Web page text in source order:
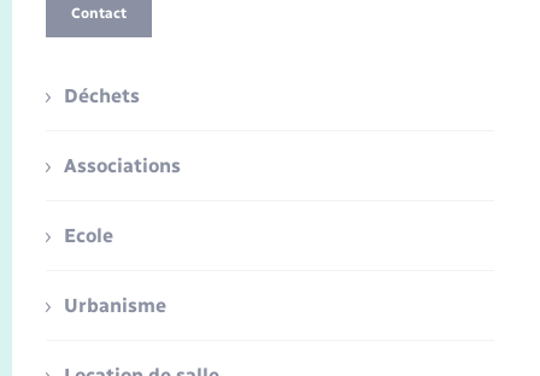
Contact
Déchets
Associations
Ecole
Urbanisme